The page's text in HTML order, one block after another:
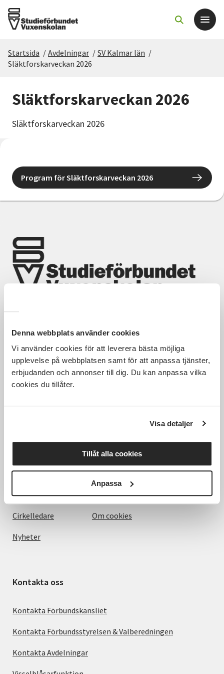
Denna webbplats använder cookies
Vi använder cookies för att leverera bästa möjliga
upplevelse på webbplatsen samt för att anpassa tjänster,
erbjudanden och annonser till dig. Du kan anpassa vilka
cookies du tillåter.
Visa detaljer
Tillåt alla cookies
Anpassa
Det här gör vi
För dig som
Sök kurser och evenemang
Starta studiecirkel
Cirkelledare
Avdelningar
Startsida / Avdelningar / SV Kalmar län /
Släktforskarveckan 2026
Släktforskarveckan 2026
Släktforskarveckan 2026
Program för Släktforskarveckan 2026
samhällsaktör som bidrar till demokrati och
delaktighet, positiv och hållbar utveckling för
människor, miljö och samhällen.
Om SV
Starta studiecirkel
Cirkelledare
Nyheter
SVs Integritetspolicy, GDPR
Anmälningsvillkor
Hantering av personuppgifter
Om cookies
Kontakta oss
Kontakta Förbundskansliet
Kontakta Förbundsstyrelsen & Valberedningen
Kontakta Avdelningar